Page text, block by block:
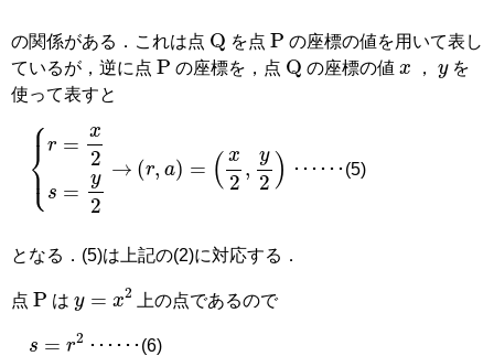
の関係がある．これは点
Q
を点
P
の座標の値を用いて表し
ているが，逆に点
P
の座標を，点
Q
の座標の値
x
，
y
を
使って表すと
r=x2 s=
r,a=x2 y2 ･･････(5)
となる．(5)は上記の(2)に対応する．
点
P
はy x2 上の点であるので
s 2 ･･････(6)